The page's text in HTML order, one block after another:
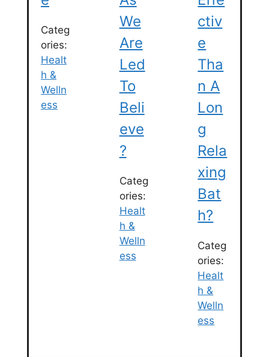
Categ
ories:
Healt
h &
Welln
ess
We
Are
Led
To
Beli
Eve
?
Categ
ories:
Healt
h &
Welln
ess
Ctiv
E
Tha
N A
Lon
G
Rela
Xing
Bat
H?
Categ
ories:
Healt
h &
Welln
ess